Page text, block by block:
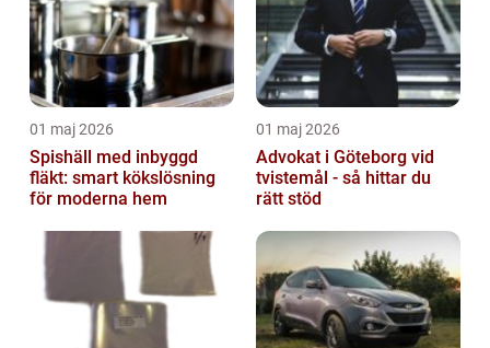
01 maj 2026
Spishäll med inbyggd
fläkt: smart kökslösning
för moderna hem
01 maj 2026
Advokat i Göteborg vid
tvistemål - så hittar du
rätt stöd